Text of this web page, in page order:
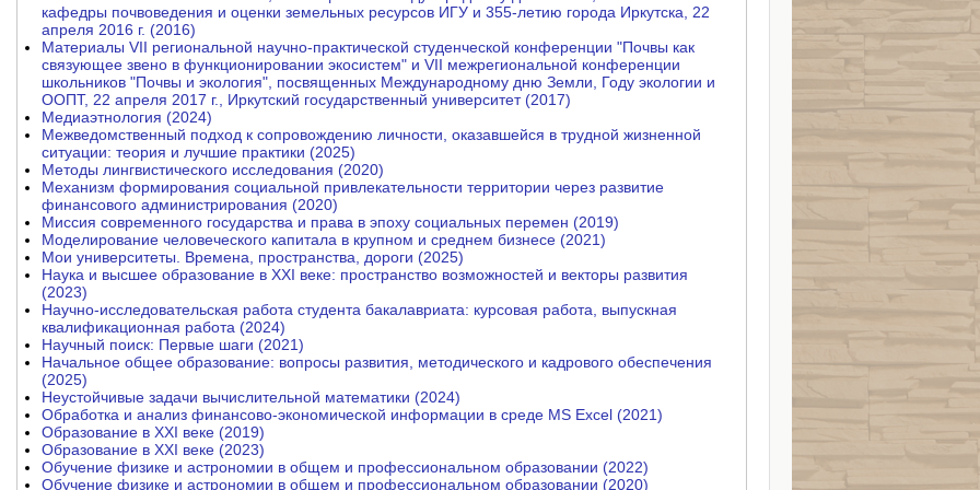
кафедры почвоведения и оценки земельных ресурсов ИГУ и 355-летию города Иркутска, 22
апреля 2016 г. (2016)
Материалы VII региональной научно-практической студенческой конференции "Почвы как
связующее звено в функционировании экосистем" и VII межрегиональной конференции
школьников "Почвы и экология", посвященных Международному дню Земли, Году экологии и
ООПТ, 22 апреля 2017 г., Иркутский государственный университет (2017)
Медиаэтнология (2024)
Межведомственный подход к сопровождению личности, оказавшейся в трудной жизненной
ситуации: теория и лучшие практики (2025)
Методы лингвистического исследования (2020)
Механизм формирования социальной привлекательности территории через развитие
финансового администрирования (2020)
Миссия современного государства и права в эпоху социальных перемен (2019)
Моделирование человеческого капитала в крупном и среднем бизнесе (2021)
Мои университеты. Времена, пространства, дороги (2025)
Наука и высшее образование в XXI веке: пространство возможностей и векторы развития
(2023)
Научно-исследовательская работа студента бакалавриата: курсовая работа, выпускная
квалификационная работа (2024)
Научный поиск: Первые шаги (2021)
Начальное общее образование: вопросы развития, методического и кадрового обеспечения
(2025)
Неустойчивые задачи вычислительной математики (2024)
Обработка и анализ финансово-экономической информации в среде MS Excel (2021)
Образование в XXI веке (2019)
Образование в XXI веке (2023)
Обучение физике и астрономии в общем и профессиональном образовании (2022)
Обучение физике и астрономии в общем и профессиональном образовании (2020)